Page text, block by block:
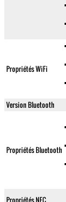
Propriétés WiFi
Version Bluetooth
Propriétés Bluetooth
Propriétés NFC